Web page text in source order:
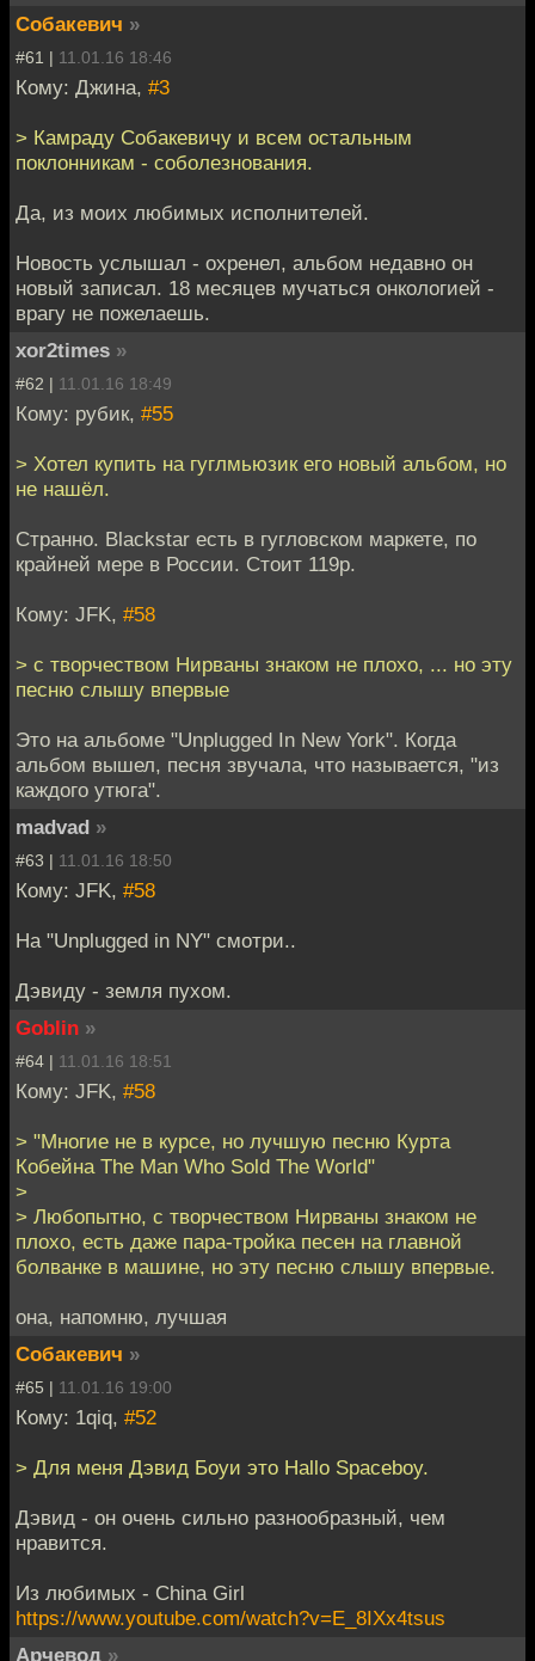
Собакевич »
#61 | 11.01.16 18:46
Кому: Джина, #3
> Камраду Собакевичу и всем остальным
поклонникам - соболезнования.
Да, из моих любимых исполнителей.
Новость услышал - охренел, альбом недавно он
новый записал. 18 месяцев мучаться онкологией -
врагу не пожелаешь.
xor2times »
#62 | 11.01.16 18:49
Кому: рубик, #55
> Хотел купить на гуглмьюзик его новый альбом, но
не нашёл.
Странно. Blackstar есть в гугловском маркете, по
крайней мере в России. Стоит 119р.
Кому: JFK, #58
> с творчеством Нирваны знаком не плохо, ... но эту
песню слышу впервые
Это на альбоме "Unplugged In New York". Когда
альбом вышел, песня звучала, что называется, "из
каждого утюга".
madvad »
#63 | 11.01.16 18:50
Кому: JFK, #58
На "Unplugged in NY" смотри..
Дэвиду - земля пухом.
Goblin »
#64 | 11.01.16 18:51
Кому: JFK, #58
> "Многие не в курсе, но лучшую песню Курта
Кобейна The Man Who Sold The World"
>
> Любопытно, с творчеством Нирваны знаком не
плохо, есть даже пара-тройка песен на главной
болванке в машине, но эту песню слышу впервые.
она, напомню, лучшая
Собакевич »
#65 | 11.01.16 19:00
Кому: 1qiq, #52
> Для меня Дэвид Боуи это Hallo Spaceboy.
Дэвид - он очень сильно разнообразный, чем
нравится.
Из любимых - China Girl
https://www.youtube.com/watch?v=E_8IXx4tsus
Арчевод »